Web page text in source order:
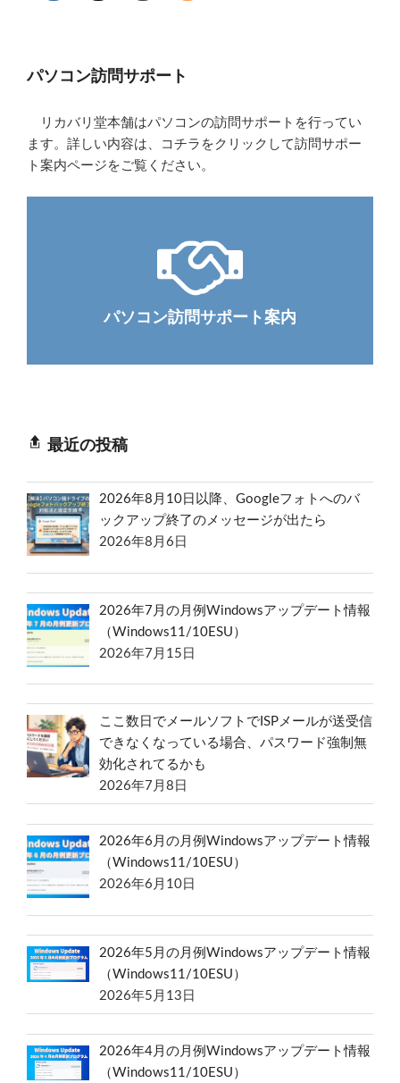
パソコン訪問サポート
リカバリ堂本舗はパソコンの訪問サポートを行ってい
ます。詳しい内容は、コチラをクリックして訪問サポー
ト案内ページをご覧ください。
パソコン訪問サポート案内
最近の投稿
2026年8月10日以降、Googleフォトへのバ
ックアップ終了のメッセージが出たら
2026年8月6日
2026年7月の月例Windowsアップデート情報
（Windows11/10ESU）
2026年7月15日
ここ数日でメールソフトでISPメールが送受信
できなくなっている場合、パスワード強制無
効化されてるかも
2026年7月8日
2026年6月の月例Windowsアップデート情報
（Windows11/10ESU）
2026年6月10日
2026年5月の月例Windowsアップデート情報
（Windows11/10ESU）
2026年5月13日
2026年4月の月例Windowsアップデート情報
（Windows11/10ESU）